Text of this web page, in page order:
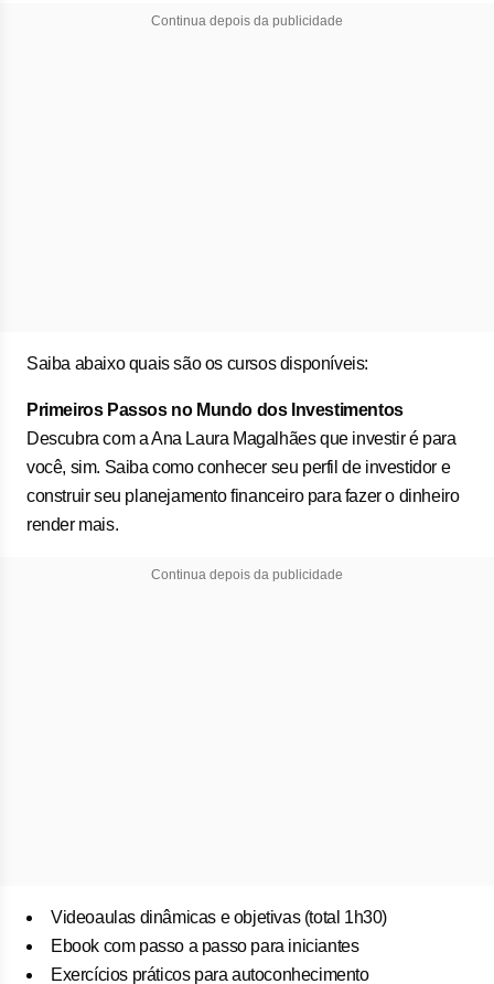
Continua depois da publicidade
Saiba abaixo quais são os cursos disponíveis:
Primeiros Passos no Mundo dos Investimentos
Descubra com a Ana Laura Magalhães que investir é para
você, sim. Saiba como conhecer seu perfil de investidor e
construir seu planejamento financeiro para fazer o dinheiro
render mais.
Continua depois da publicidade
Videoaulas dinâmicas e objetivas (total 1h30)
Ebook com passo a passo para iniciantes
Exercícios práticos para autoconhecimento